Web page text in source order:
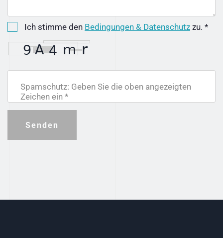
Ich stimme den Bedingungen & Datenschutz zu. *
Spamschutz: Geben Sie die oben angezeigten
Zeichen ein *
Senden